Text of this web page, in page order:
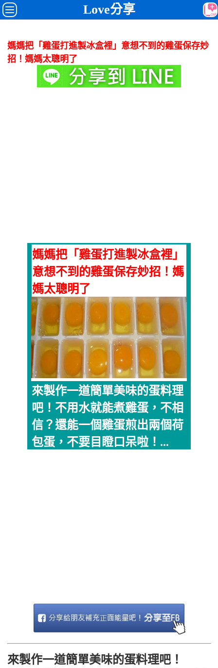
Love分享
媽媽把「雞蛋打進製冰盒裡」意想不到的雞蛋保存妙
招！媽媽太聰明了
媽媽把「雞蛋打進製冰盒裡」
意想不到的雞蛋保存妙招！媽
媽太聰明了
來製作一道簡單美味的蛋料理
吧！不用水就能煮雞蛋，不相
信？還能一個雞蛋煎出兩個荷
包蛋，不要目瞪口呆啦！...
來製作一道簡單美味的蛋料理吧！